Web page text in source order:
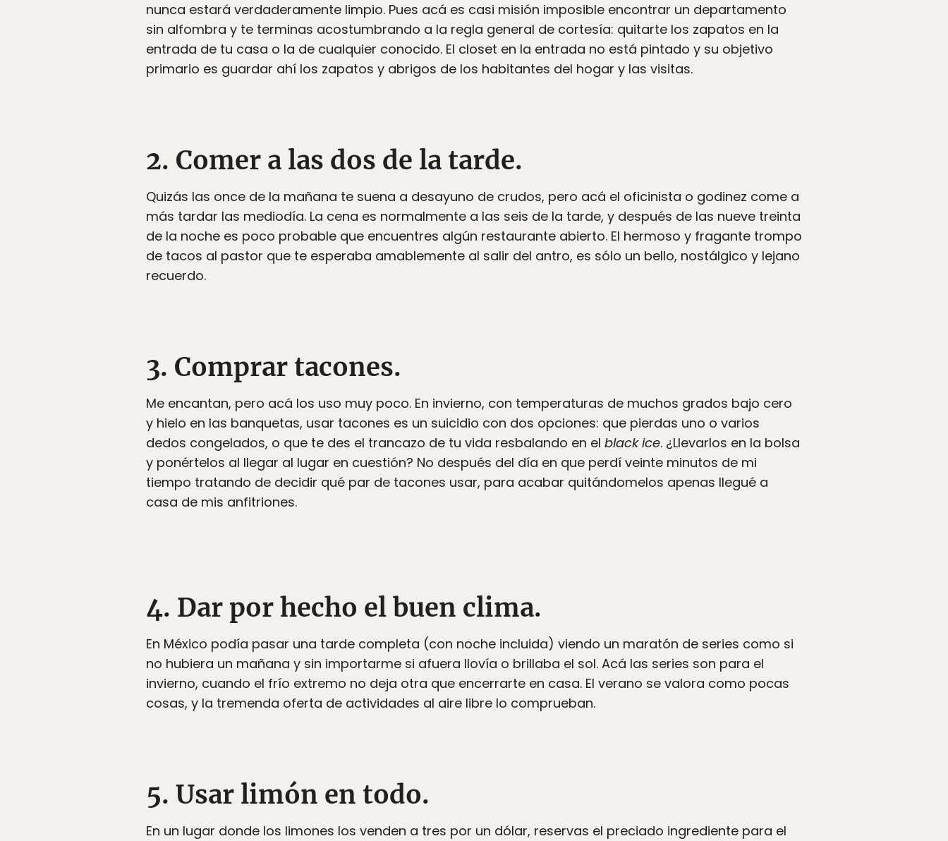
nunca estará verdaderamente limpio. Pues acá es casi misión imposible encontrar un departamento
sin alfombra y te terminas acostumbrando a la regla general de cortesía: quitarte los zapatos en la
entrada de tu casa o la de cualquier conocido. El closet en la entrada no está pintado y su objetivo
primario es guardar ahí los zapatos y abrigos de los habitantes del hogar y las visitas.
2. Comer a las dos de la tarde.
Quizás las once de la mañana te suena a desayuno de crudos, pero acá el oficinista o godinez come a
más tardar las mediodía. La cena es normalmente a las seis de la tarde, y después de las nueve treinta
de la noche es poco probable que encuentres algún restaurante abierto. El hermoso y fragante trompo
de tacos al pastor que te esperaba amablemente al salir del antro, es sólo un bello, nostálgico y lejano
recuerdo.
3. Comprar tacones.
Me encantan, pero acá los uso muy poco. En invierno, con temperaturas de muchos grados bajo cero
y hielo en las banquetas, usar tacones es un suicidio con dos opciones: que pierdas uno o varios
dedos congelados, o que te des el trancazo de tu vida resbalando en el black ice. ¿Llevarlos en la bolsa
y ponértelos al llegar al lugar en cuestión? No después del día en que perdí veinte minutos de mi
tiempo tratando de decidir qué par de tacones usar, para acabar quitándomelos apenas llegué a
casa de mis anfitriones.
4. Dar por hecho el buen clima.
En México podía pasar una tarde completa (con noche incluida) viendo un maratón de series como si
no hubiera un mañana y sin importarme si afuera llovía o brillaba el sol. Acá las series son para el
invierno, cuando el frío extremo no deja otra que encerrarte en casa. El verano se valora como pocas
cosas, y la tremenda oferta de actividades al aire libre lo comprueban.
5. Usar limón en todo.
En un lugar donde los limones los venden a tres por un dólar, reservas el preciado ingrediente para el